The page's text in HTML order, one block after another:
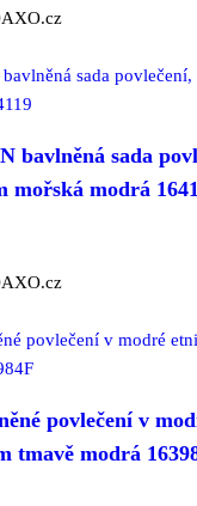
bavlněná sada
mořská modrá
povlečení v
tmavě modrá